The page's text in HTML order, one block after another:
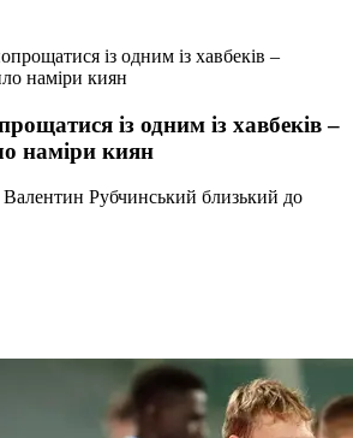
із одним із хавбеків –
наміри киян
із одним із хавбеків –
наміри киян
Рубчинський близький до